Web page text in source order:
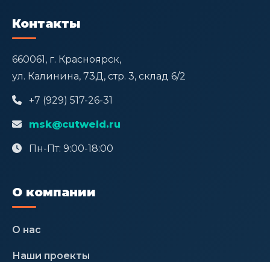
Контакты
660061, г. Красноярск,
ул. Калинина, 73Д, стр. 3, склад 6/2
+7 (929) 517-26-31
msk@cutweld.ru
Пн-Пт: 9:00-18:00
О компании
О нас
Наши проекты